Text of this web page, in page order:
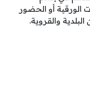
الورقية أو الحضور
والقروية.